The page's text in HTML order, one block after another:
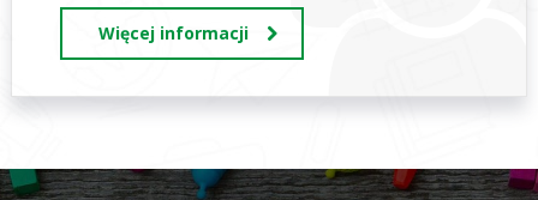
Więcej informacji